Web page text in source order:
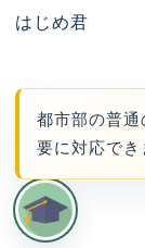
はじめ君
都市部の普
要に対応でき